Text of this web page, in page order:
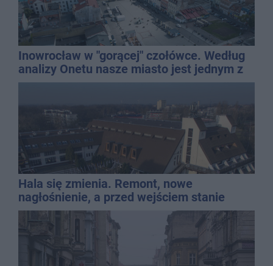
Inowrocław w "gorącej" czołówce. Według
analizy Onetu nasze miasto jest jednym z
najbardziej narażonych na upały
Hala się zmienia. Remont, nowe
nagłośnienie, a przed wejściem stanie
QEMETICA ARENA